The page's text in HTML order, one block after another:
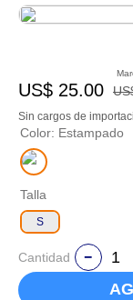
US$ 25.00
Sin cargos de
Color: Estampado
Talla
S
Cantidad
2. sandalia